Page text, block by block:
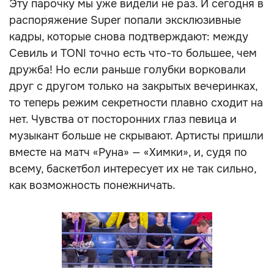
Эту парочку мы уже видели не раз. И сегодня в
распоряжение Super попали эксклюзивные
кадры, которые снова подтверждают: между
Севиль и TONI точно есть что-то большее, чем
дружба! Но если раньше голубки ворковали
друг с другом только на закрытых вечеринках,
то теперь режим секретности плавно сходит на
нет. Чувства от посторонних глаз певица и
музыкант больше не скрывают. Артисты пришли
вместе на матч «Руна» — «Химки», и, судя по
всему, баскетбол интересует их не так сильно,
как возможность понежничать.